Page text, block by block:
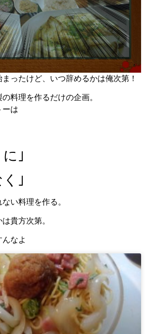
ったけど、いつ辞めるかは俺次第！
料理を作るだけの企画。
ーは
｣
｣
い料理を作る。
貴方次第。
なよ